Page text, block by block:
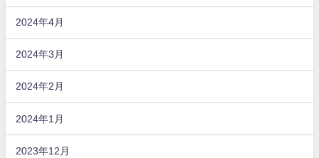
2024年4月
2024年3月
2024年2月
2024年1月
2023年12月